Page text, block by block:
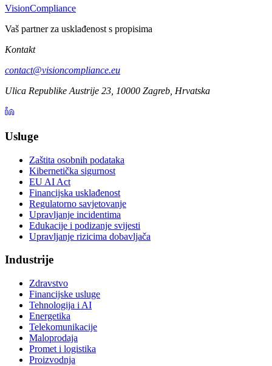
VisionCompliance
Vaš partner za usklađenost s propisima
Kontakt
contact@visioncompliance.eu
Ulica Republike Austrije 23, 10000 Zagreb, Hrvatska
Usluge
Zaštita osobnih podataka
Kibernetička sigurnost
EU AI Act
Financijska usklađenost
Regulatorno savjetovanje
Upravljanje incidentima
Edukacije i podizanje svijesti
Upravljanje rizicima dobavljača
Industrije
Zdravstvo
Financijske usluge
Tehnologija i AI
Energetika
Telekomunikacije
Maloprodaja
Promet i logistika
Proizvodnja